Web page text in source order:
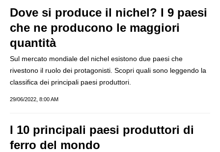
Dove si produce il nichel? I 9 paesi
che ne producono le maggiori
quantità
Sul mercato mondiale del nichel esistono due paesi che
rivestono il ruolo dei protagonisti. Scopri quali sono leggendo la
classifica dei principali paesi produttori.
29/06/2022, 8:00 AM
I 10 principali paesi produttori di
ferro del mondo